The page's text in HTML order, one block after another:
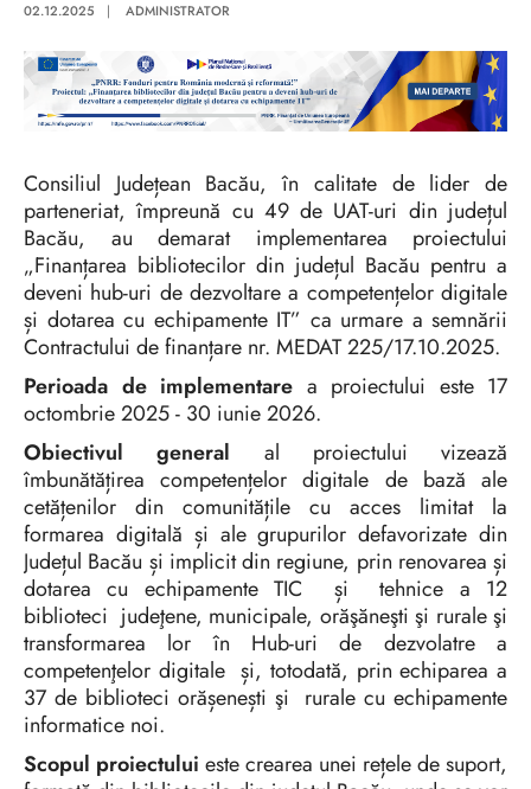
02.12.2025 | ADMINISTRATOR
Consiliul Județean Bacău, în calitate de lider de
parteneriat, împreună cu 49 de UAT-uri din județul
Bacău, au demarat implementarea proiectului
„Finanțarea bibliotecilor din județul Bacău pentru a
deveni hub-uri de dezvoltare a competențelor digitale
și dotarea cu echipamente IT” ca urmare a semnării
Contractului de finanțare nr. MEDAT 225/17.10.2025.
Perioada de implementare a proiectului este 17
octombrie 2025 - 30 iunie 2026.
Obiectivul general al proiectului vizează
îmbunătățirea competențelor digitale de bază ale
cetățenilor din comunitățile cu acces limitat la
formarea digitală și ale grupurilor defavorizate din
Județul Bacău și implicit din regiune, prin renovarea și
dotarea cu echipamente TIC și tehnice a 12
biblioteci judeţene, municipale, orăşăneşti şi rurale şi
transformarea lor în Hub-uri de dezvolatre a
competenţelor digitale și, totodată, prin echiparea a
37 de biblioteci orășenești şi rurale cu echipamente
informatice noi.
Scopul proiectului este crearea unei rețele de suport,